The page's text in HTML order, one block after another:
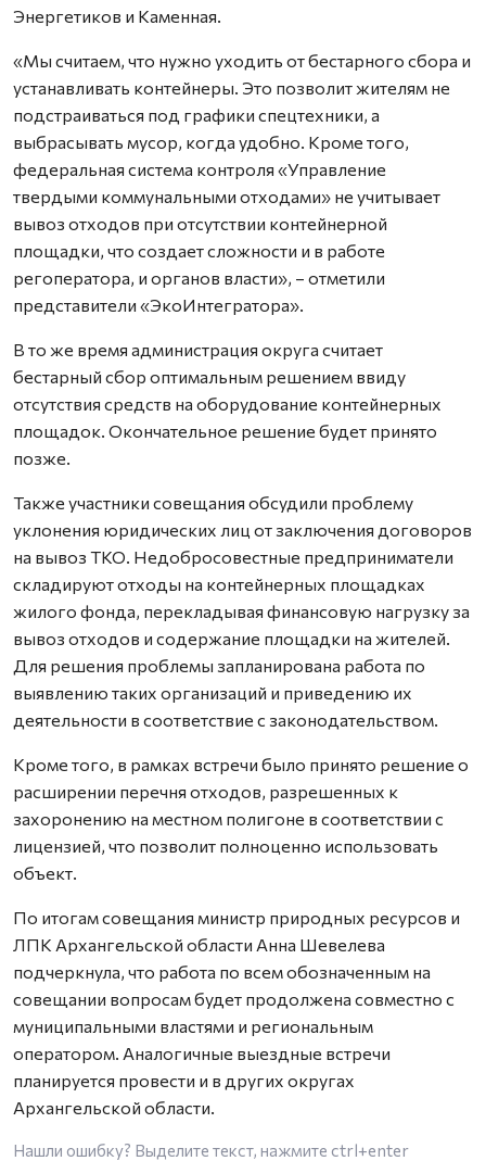
Энергетиков и Каменная.
«Мы считаем, что нужно уходить от бестарного сбора и
устанавливать контейнеры. Это позволит жителям не
подстраиваться под графики спецтехники, а
выбрасывать мусор, когда удобно. Кроме того,
федеральная система контроля «Управление
твердыми коммунальными отходами» не учитывает
вывоз отходов при отсутствии контейнерной
площадки, что создает сложности и в работе
регоператора, и органов власти», – отметили
представители «ЭкоИнтегратора».
В то же время администрация округа считает
бестарный сбор оптимальным решением ввиду
отсутствия средств на оборудование контейнерных
площадок. Окончательное решение будет принято
позже.
Также участники совещания обсудили проблему
уклонения юридических лиц от заключения договоров
на вывоз ТКО. Недобросовестные предприниматели
складируют отходы на контейнерных площадках
жилого фонда, перекладывая финансовую нагрузку за
вывоз отходов и содержание площадки на жителей.
Для решения проблемы запланирована работа по
выявлению таких организаций и приведению их
деятельности в соответствие с законодательством.
Кроме того, в рамках встречи было принято решение о
расширении перечня отходов, разрешенных к
захоронению на местном полигоне в соответствии с
лицензией, что позволит полноценно использовать
объект.
По итогам совещания министр природных ресурсов и
ЛПК Архангельской области Анна Шевелева
подчеркнула, что работа по всем обозначенным на
совещании вопросам будет продолжена совместно с
муниципальными властями и региональным
оператором. Аналогичные выездные встречи
планируется провести и в других округах
Архангельской области.
Нашли ошибку? Выделите текст, нажмите ctrl+enter